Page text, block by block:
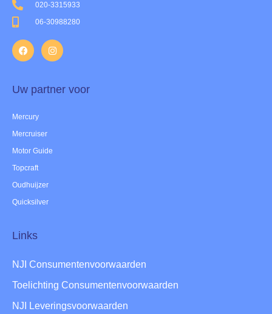
020-3315933
06-30988280
Uw partner voor
Mercury
Mercruiser
Motor Guide
Topcraft
Oudhuijzer
Quicksilver
Links
NJI Consumentenvoorwaarden
Toelichting Consumentenvoorwaarden
NJI Leveringsvoorwaarden